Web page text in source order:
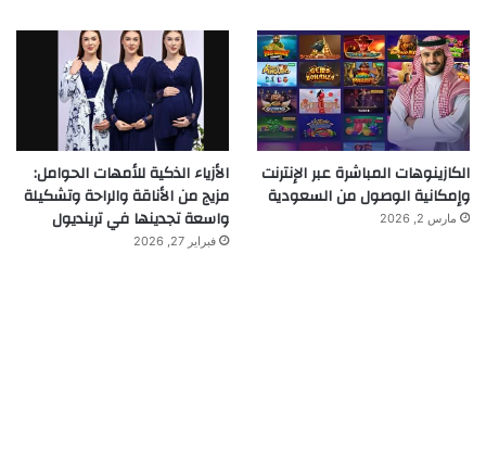
الكازينوهات المباشرة عبر الإنترنت
وإمكانية الوصول من السعودية
مارس 2, 2026
الأزياء الذكية للأمهات الحوامل:
مزيج من الأناقة والراحة وتشكيلة
واسعة تجدينها في ترينديول
فبراير 27, 2026